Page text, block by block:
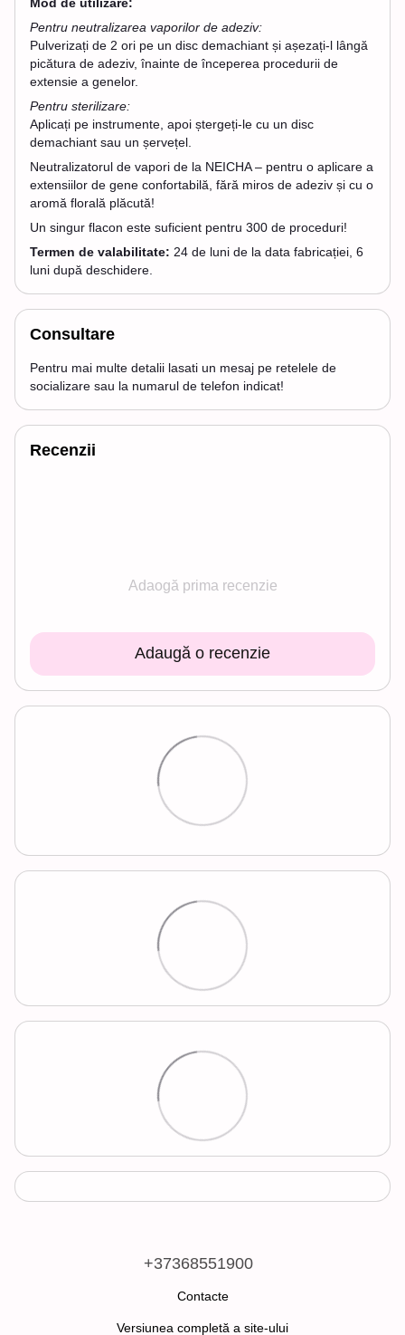
Pentru neutralizarea vaporilor de adeziv:
Pulverizați de 2 ori pe un disc demachiant și așezați-l lângă
picătura de adeziv, înainte de începerea procedurii de
extensie a genelor.
Pentru sterilizare:
Aplicați pe instrumente, apoi ștergeți-le cu un disc
demachiant sau un șervețel.
Neutralizatorul de vapori de la NEICHA – pentru o aplicare a
extensiilor de gene confortabilă, fără miros de adeziv și cu o
aromă florală plăcută!
Un singur flacon este suficient pentru 300 de proceduri!
Termen de valabilitate: 24 de luni de la data fabricației, 6
luni după deschidere.
Consultare
Pentru mai multe detalii lasati un mesaj pe retelele de
socializare sau la numarul de telefon indicat!
Recenzii
Adaogă prima recenzie
Adaugă o recenzie
+37368551900
Contacte
Versiunea completă a site-ului